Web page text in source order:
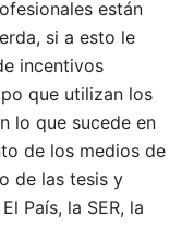
están
si a esto le
incentivos
que utilizan los
lo que sucede en
de los medios de
de las tesis y
País, la SER, la